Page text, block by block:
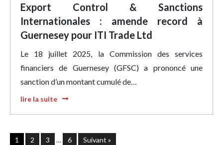
Export Control & Sanctions
Internationales : amende record à
Guernesey pour ITI Trade Ltd
Le 18 juillet 2025, la Commission des services
financiers de Guernesey (GFSC) a prononcé une
sanction d’un montant cumulé de…
lire la suite
1 2 3 … 6 Suivant »